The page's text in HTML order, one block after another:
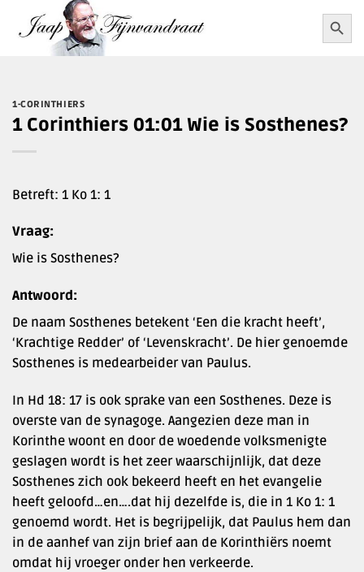
naar
Zoek
naar:
1-CORINTHIERS
1 Corinthiers 01:01 Wie is Sosthenes?
Betreft: 1 Ko 1: 1
Vraag:
Wie is Sosthenes?
Antwoord:
De naam Sosthenes betekent ‘Een die kracht heeft’,
‘Krachtige Redder’ of ‘Levenskracht’. De hier genoemde
Sosthenes is medearbeider van Paulus.
In Hd 18: 17 is ook sprake van een Sosthenes. Deze is
overste van de synagoge. Aangezien deze man in
Korinthe woont en door de woedende volksmenigte
geslagen wordt is het zeer waarschijnlijk, dat deze
Sosthenes zich ook bekeerd heeft en het evangelie
heeft geloofd…en….dat hij dezelfde is, die in 1 Ko 1: 1
genoemd wordt. Het is begrijpelijk, dat Paulus hem dan
in de aanhef van zijn brief aan de Korinthiërs noemt
omdat hij vroeger onder hen verkeerde.